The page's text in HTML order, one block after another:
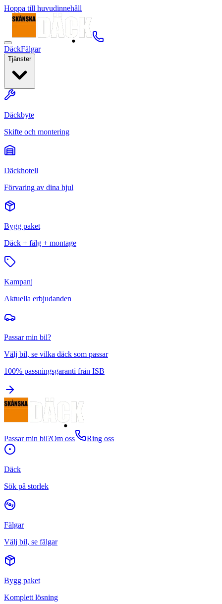
Hoppa till huvudinnehåll
DäckFälgar
Tjänster
Däckbyte
Skifte och montering
Däckhotell
Förvaring av dina hjul
Bygg paket
Däck + fälg + montage
Kampanj
Aktuella erbjudanden
Passar min bil?
Välj bil, se vilka däck som passar
100% passningsgaranti från ISB
Passar min bil?Om oss Ring oss
Däck
Sök på storlek
Fälgar
Välj bil, se fälgar
Bygg paket
Komplett lösning